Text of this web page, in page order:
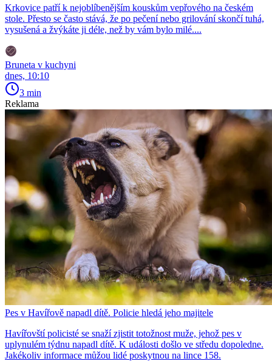
Krkovice patří k nejoblíbenějším kouskům vepřového na českém
stole. Přesto se často stává, že po pečení nebo grilování skončí tuhá,
vysušená a žvýkáte ji déle, než by vám bylo milé....
Bruneta v kuchyni
dnes, 10:10
3 min
Reklama
Pes v Havířově napadl dítě. Policie hledá jeho majitele
Havířovští policisté se snaží zjistit totožnost muže, jehož pes v
uplynulém týdnu napadl dítě. K události došlo ve středu dopoledne.
Jakékoliv informace můžou lidé poskytnou na lince 158.